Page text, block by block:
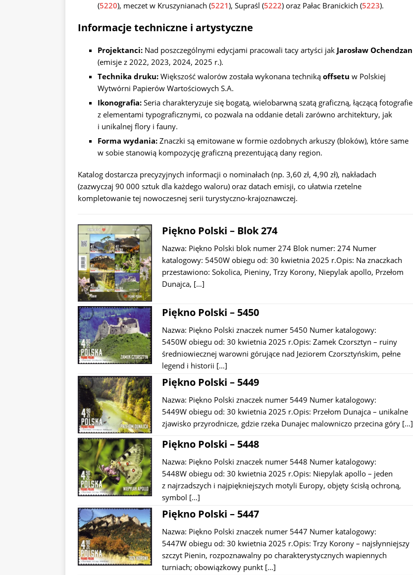
(5220), meczet w Kruszynianach (5221), Supraśl (5222) oraz Pałac Branickich (5223).
Informacje techniczne i artystyczne
Projektanci: Nad poszczególnymi edycjami pracowali tacy artyści jak Jarosław Ochendzan
(emisje z 2022, 2023, 2024, 2025 r.).
Technika druku: Większość walorów została wykonana techniką offsetu w Polskiej
Wytwórni Papierów Wartościowych S.A.
Ikonografia: Seria charakteryzuje się bogatą, wielobarwną szatą graficzną, łączącą fotografie
z elementami typograficznymi, co pozwala na oddanie detali zarówno architektury, jak
i unikalnej flory i fauny.
Forma wydania: Znaczki są emitowane w formie ozdobnych arkuszy (bloków), które same
w sobie stanowią kompozycję graficzną prezentującą dany region.
Katalog dostarcza precyzyjnych informacji o nominałach (np. 3,60 zł, 4,90 zł), nakładach
(zazwyczaj 90 000 sztuk dla każdego waloru) oraz datach emisji, co ułatwia rzetelne
kompletowanie tej nowoczesnej serii turystyczno-krajoznawczej.
Piękno Polski – Blok 274
Nazwa: Piękno Polski blok numer 274 Blok numer: 274 Numer
katalogowy: 5450W obiegu od: 30 kwietnia 2025 r.Opis: Na znaczkach
przestawiono: Sokolica, Pieniny, Trzy Korony, Niepylak apollo, Przełom
Dunajca, […]
Piękno Polski – 5450
Nazwa: Piękno Polski znaczek numer 5450 Numer katalogowy:
5450W obiegu od: 30 kwietnia 2025 r.Opis: Zamek Czorsztyn – ruiny
średniowiecznej warowni górujące nad Jeziorem Czorsztyńskim, pełne
legend i historii […]
Piękno Polski – 5449
Nazwa: Piękno Polski znaczek numer 5449 Numer katalogowy:
5449W obiegu od: 30 kwietnia 2025 r.Opis: Przełom Dunajca – unikalne
zjawisko przyrodnicze, gdzie rzeka Dunajec malowniczo przecina góry […]
Piękno Polski – 5448
Nazwa: Piękno Polski znaczek numer 5448 Numer katalogowy:
5448W obiegu od: 30 kwietnia 2025 r.Opis: Niepylak apollo – jeden
z najrzadszych i najpiękniejszych motyli Europy, objęty ścisłą ochroną,
symbol […]
Piękno Polski – 5447
Nazwa: Piękno Polski znaczek numer 5447 Numer katalogowy:
5447W obiegu od: 30 kwietnia 2025 r.Opis: Trzy Korony – najsłynniejszy
szczyt Pienin, rozpoznawalny po charakterystycznych wapiennych
turniach; obowiązkowy punkt […]